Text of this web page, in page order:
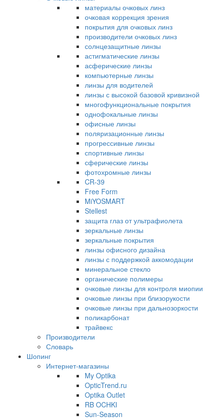
материалы очковых линз
очковая коррекция зрения
покрытия для очковых линз
производители очковых линз
солнцезащитные линзы
астигматические линзы
асферические линзы
компьютерные линзы
линзы для водителей
линзы с высокой базовой кривизной
многофункциональные покрытия
однофокальные линзы
офисные линзы
поляризационные линзы
прогрессивные линзы
спортивные линзы
сферические линзы
фотохромные линзы
CR-39
Free Form
MiYOSMART
Stellest
защита глаз от ультрафиолета
зеркальные линзы
зеркальные покрытия
линзы офисного дизайна
линзы с поддержкой аккомодации
минеральное стекло
органические полимеры
очковые линзы для контроля миопии
очковые линзы при близорукости
очковые линзы при дальнозоркости
поликарбонат
трайвекс
Производители
Словарь
Шопинг
Интернет-магазины
My Optika
OpticTrend.ru
Optika Outlet
RB OCHKI
Sun-Season